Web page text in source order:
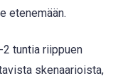
etenemään.
tuntia riippuen
skenaarioista,